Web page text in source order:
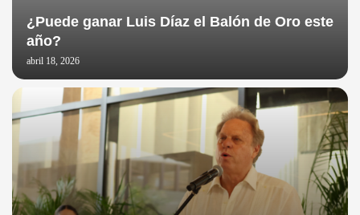
¿Puede ganar Luis Díaz el Balón de Oro este
año?
abril 18, 2026